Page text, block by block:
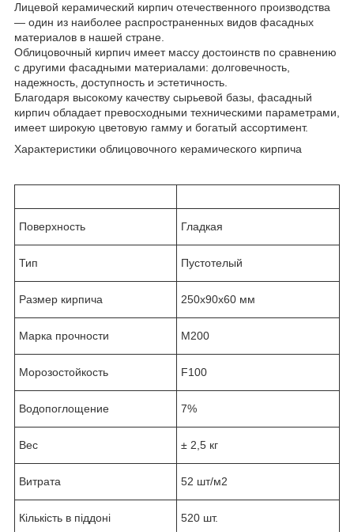
Лицевой керамический кирпич отечественного производства
— один из наиболее распространенных видов фасадных
материалов в нашей стране.
Облицовочный кирпич имеет массу достоинств по сравнению
с другими фасадными материалами: долговечность,
надежность, доступность и эстетичность.
Благодаря высокому качеству сырьевой базы, фасадный
кирпич обладает превосходными техническими параметрами,
имеет широкую цветовую гамму и богатый ассортимент.
Характеристики облицовочного керамического кирпича
Поверхность Гладкая
Тип Пустотелый
Размер кирпича 250х90х60 мм
Марка прочности М200
Морозостойкость F100
Водопоглощение 7%
Вес ± 2,5 кг
Витрата 52 шт/м2
Кількість в піддоні 520 шт.